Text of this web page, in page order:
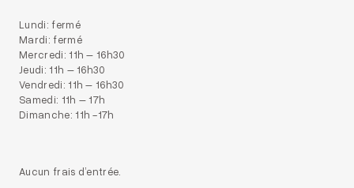
Lundi: fermé
Mardi: fermé
Mercredi: 11h – 16h30
Jeudi: 11h – 16h30
Vendredi: 11h – 16h30
Samedi: 11h – 17h
Dimanche: 11h -17h
Aucun frais d’entrée.